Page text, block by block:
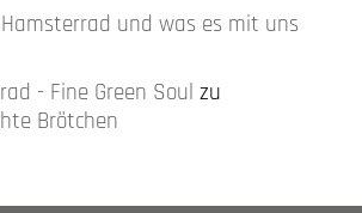
und was es mit uns
- Fine Green Soul zu
Brötchen